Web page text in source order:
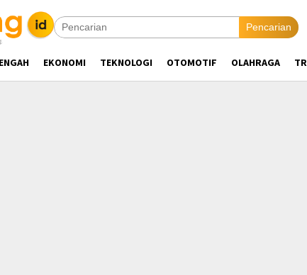
Pencarian
EKONOMI TEKNOLOGI OTOMOTIF OLAHRAGA